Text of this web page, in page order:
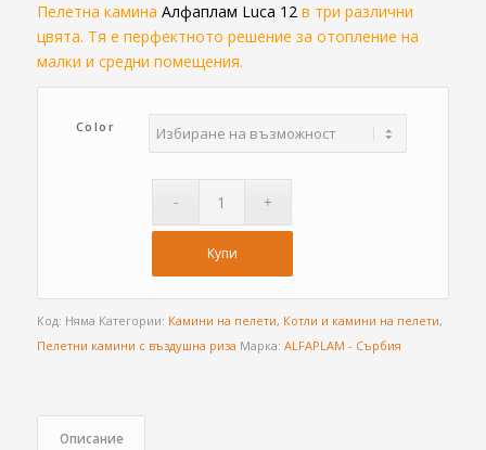
Пелетна камина Алфаплам Luca 12в три различни
цвята. Тя е перфектното решение за отопление на
малки и средни помещения.
Color
Купи
Код: Няма Категории: Камини на пелети, Котли и камини на пелети,
Пелетни камини с въздушна риза Марка: ALFAPLAM - Сърбия
Описание